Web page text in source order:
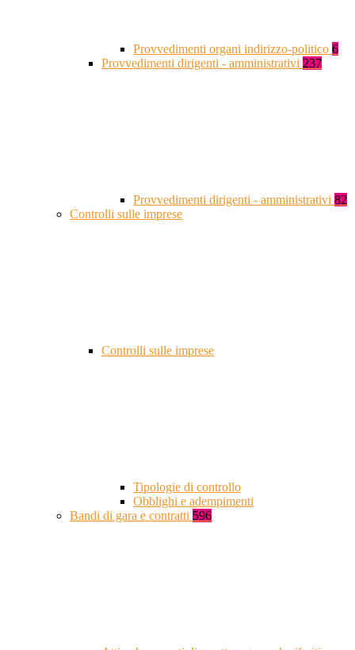
Provvedimenti organi indirizzo-politico 6
Provvedimenti dirigenti - amministrativi 237
Provvedimenti dirigenti - amministrativi 82
Controlli sulle imprese
Controlli sulle imprese
Tipologie di controllo
Obblighi e adempimenti
Bandi di gara e contratti 596